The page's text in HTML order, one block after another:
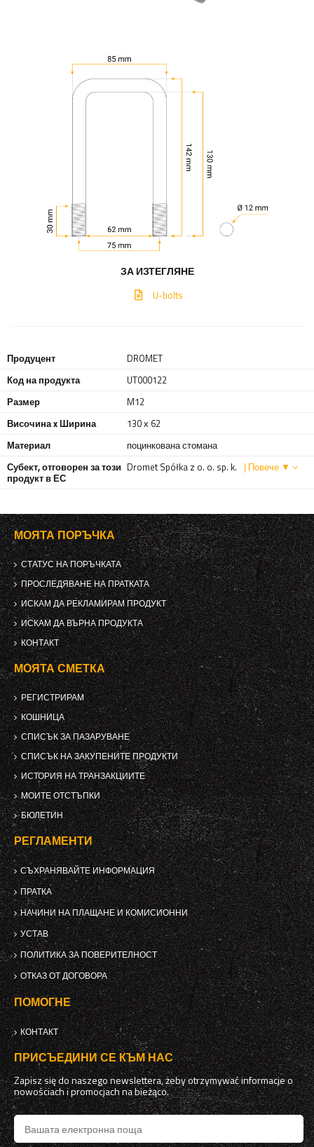
ЗА ИЗТЕГЛЯНЕ
U-bolts
Продуцент
DROMET
Код на продукта
UT000122
Размер
M12
Височина x Ширина
130 х 62
Материал
поцинкована стомана
Субект, отговорен за този
продукт в ЕС
Dromet Spółka z o. o. sp. k. | Повече ▼
МОЯТА ПОРЪЧКА
СТАТУС НА ПОРЪЧКАТА
ПРОСЛЕДЯВАНЕ НА ПРАТКАТА
ИСКАМ ДА РЕКЛАМИРАМ ПРОДУКТ
ИСКАМ ДА ВЪРНА ПРОДУКТА
КОНТАКТ
МОЯТА СМЕТКА
РЕГИСТРИРАМ
КОШНИЦА
СПИСЪК ЗА ПАЗАРУВАНЕ
СПИСЪК НА ЗАКУПЕНИТЕ ПРОДУКТИ
ИСТОРИЯ НА ТРАНЗАКЦИИТЕ
МОИТЕ ОТСТЪПКИ
БЮЛЕТИН
РЕГЛАМЕНТИ
СЪХРАНЯВАЙТЕ ИНФОРМАЦИЯ
ПРАТКА
НАЧИНИ НА ПЛАЩАНЕ И КОМИСИОННИ
УСТАВ
ПОЛИТИКА ЗА ПОВЕРИТЕЛНОСТ
ОТКАЗ ОТ ДОГОВОРА
ПОМОГНЕ
КОНТАКТ
ПРИСЪЕДИНИ СЕ КЪМ НАС
Zapisz się do naszego newslettera, żeby otrzymywać informacje o
nowościach i promocjach na bieżąco.